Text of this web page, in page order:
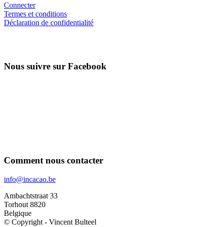
Connecter
Termes et conditions
Déclaration de confidentialité
Nous suivre sur Facebook
Comment nous contacter
info@incacao.be
Ambachtstraat 33
Torhout 8820
Belgique
© Copyright - Vincent Bulteel